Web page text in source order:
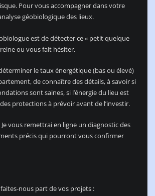
Pour vous accompagner dans votre
géobiologique des lieux.
est de détecter ce « petit quelque
ou vous fait hésiter.
le taux énergétique (bas ou élevé)
de connaître des détails, à savoir si
sont saines, si l’énergie du lieu est
protections à prévoir avant de l’investir.
Je vous remettrai en ligne un diagnostic des
précis qui pourront vous confirmer
nous part de vos projets :